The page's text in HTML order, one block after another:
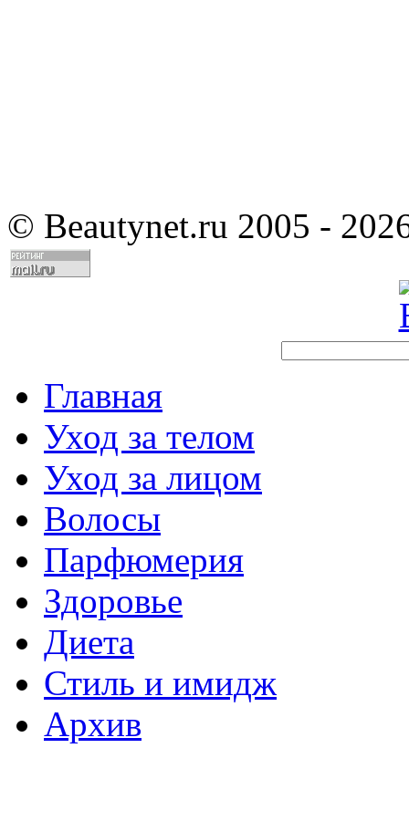
© Beautynet.ru 2005 -
Главная
Уход за телом
Уход за лицом
Волосы
Парфюмерия
Здоровье
Диета
Стиль и имидж
Архив